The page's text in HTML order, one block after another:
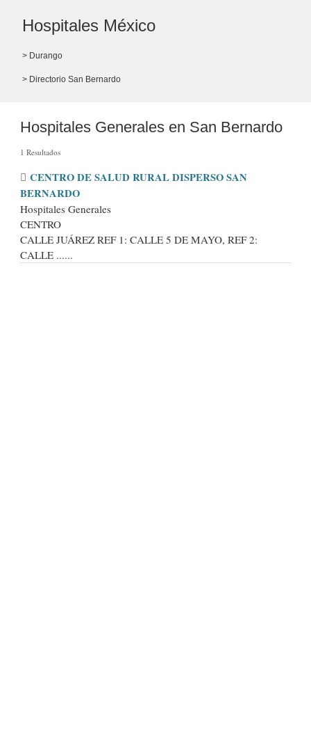
Hospitales México
> Durango
> Directorio San Bernardo
Hospitales Generales en San Bernardo
1 Resultados
CENTRO DE SALUD RURAL DISPERSO SAN
BERNARDO
Hospitales Generales
CENTRO
CALLE JUÁREZ REF 1: CALLE 5 DE MAYO, REF 2:
CALLE ......